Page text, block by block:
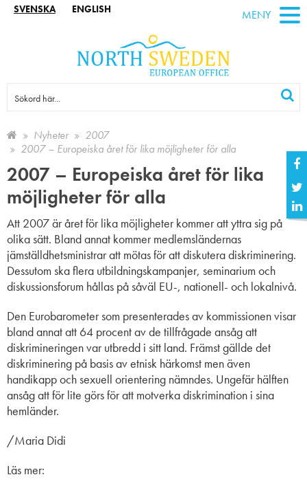
SVENSKA ENGLISH MENY
Nyheter
2007
2007 – Europeiska året för lika möjligheter för alla
2007 – Europeiska året för lika
möjligheter för alla
Att 2007 är året för lika möjligheter kommer att yttra sig på
olika sätt. Bland annat kommer medlemsländernas
jämställdhetsministrar att mötas för att diskutera diskriminering.
Dessutom ska flera utbildningskampanjer, seminarium och
diskussionsforum hållas på såväl EU-, nationell- och lokalnivå.
Den Eurobarometer som presenterades av kommissionen visar
bland annat att 64 procent av de tillfrågade ansåg att
diskrimineringen var utbredd i sitt land. Främst gällde det
diskriminering på basis av etnisk härkomst men även
handikapp och sexuell orientering nämndes. Ungefär hälften
ansåg att för lite görs för att motverka diskrimination i sina
hemländer.
/Maria Didi
Läs mer: